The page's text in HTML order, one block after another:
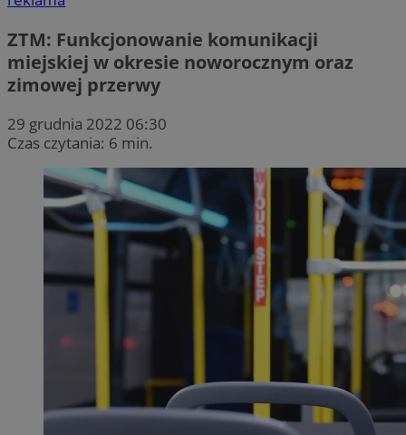
ZTM: Funkcjonowanie komunikacji
miejskiej w okresie noworocznym oraz
zimowej przerwy
29 grudnia 2022 06:30
Czas czytania: 6 min.